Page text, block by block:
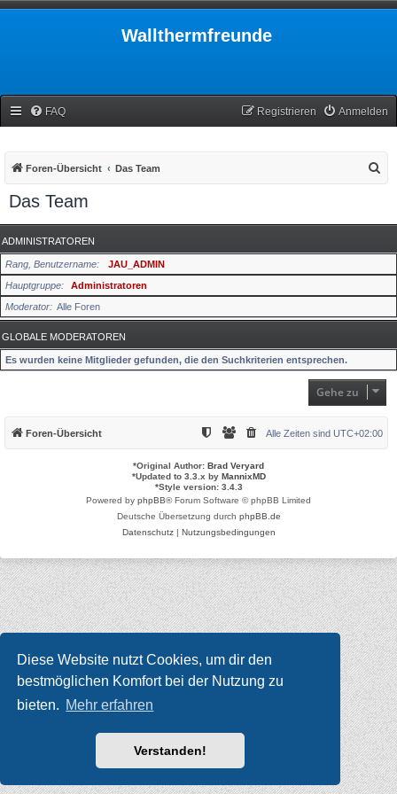
Diese Website nutzt Cookies, um dir den
bestmöglichen Komfort bei der Nutzung zu
bieten. Mehr erfahren
Verstanden!
Wallthermfreunde
FAQ Anmelden
Registrieren
Foren-Übersicht Das Team
e
Das Team
ADMINISTRATOREN
Rang, Benutzername
JAU_ADMIN
Hauptgruppe
Administratoren
Moderator
Alle Foren
GLOBALE MODERATOREN
Es wurden keine Mitglieder gefunden, die den Suchkriterien entsprechen.
Gehe zu
Foren-Übersicht Alle Zeiten sind UTC+02:00
*Original Author: Brad Veryard
*Updated to 3.3.x by MannixMD
*Style version: 3.4.3
Powered by phpBB® Forum Software © phpBB Limited
Deutsche Übersetzung durch phpBB.de
Datenschutz| Nutzungsbedingungen